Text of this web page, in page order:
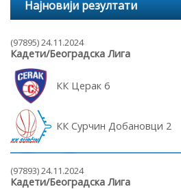
Најновији резултати
(97895) 24.11.2024
Кадети/Београдска Лига
КК Церак 6
КК Сурчин Добановци 2
(97893) 24.11.2024
Кадети/Београдска Лига